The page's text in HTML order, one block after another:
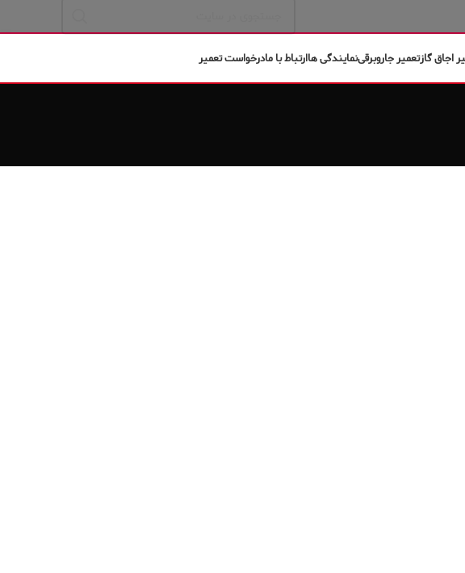
اجاق گازتعمیر جاروبرقینمایندگی هاارتباط با مادرخواست تعمیر